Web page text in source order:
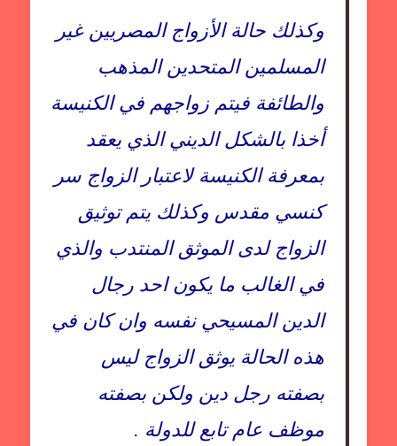
وكذلك حالة الأزواج المصريين غير
المسلمين المتحدين المذهب
والطائفة فيتم زواجهم في الكنيسة
أخذا بالشكل الديني الذي يعقد
بمعرفة الكنيسة لاعتبار الزواج سر
كنسي مقدس وكذلك يتم توثيق
الزواج لدى الموثق المنتدب والذي
في الغالب ما يكون احد رجال
الدين المسيحي نفسه وان كان في
هذه الحالة يوثق الزواج ليس
بصفته رجل دين ولكن بصفته
موظف عام تابع للدولة .